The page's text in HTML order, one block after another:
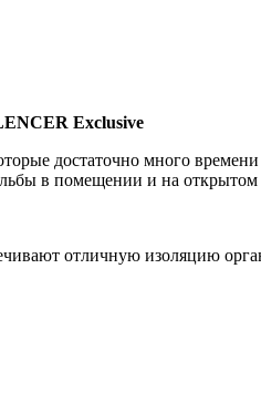
Exclusive
достаточно много
в помещении и на
отличную изоляцию